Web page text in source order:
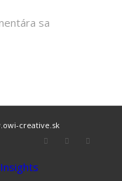
sa
creative.sk